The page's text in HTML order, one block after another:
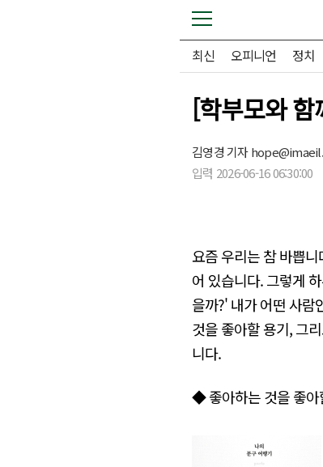
최신 오피니언 정치
[학부모와
김영경 기자
입력 2026-06-16 06:30:00
요즘 우리는 참 바쁩
어 있습니다. 그렇게
을까?' 내가 어떤 사람
것을 좋아할 용기, 그
니다.
◆ 좋아하는 것을 좋아